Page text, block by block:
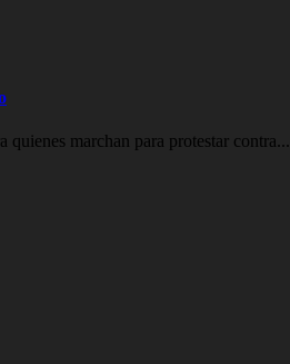
marchan para protestar contra...